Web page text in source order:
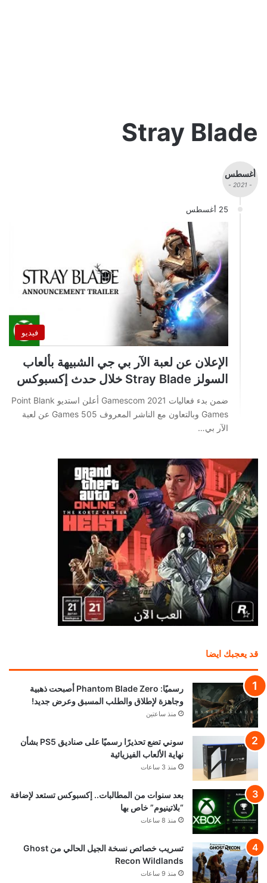
Stray Blade
أغسطس
- 2021 -
25 أغسطس
فيديو
الإعلان عن لعبة الآر بي جي الشبيهة بألعاب
السولز Stray Blade خلال حدث إكسبوكس
ضمن بدء فعاليات Gamescom 2021 أعلن استديو Point Blank
Games وبالتعاون مع الناشر المعروف 505 Games عن لعبة
الآر بي…
قد يعجبك ايضا
رسميًا: Phantom Blade Zero أصبحت ذهبية
وجاهزة لإطلاق والطلب المسبق وعرض جديد!
منذ ساعتين
سوني تضع تحذيرًا رسميًا على صناديق PS5 بشأن
نهاية الألعاب الفيزيائية
منذ 3 ساعات
بعد سنوات من المطالبات.. إكسبوكس تستعد لإضافة
“بلاتينيوم” خاص بها
منذ 8 ساعات
تسريب خصائص نسخة الجيل الحالي من Ghost
Recon Wildlands
منذ 9 ساعات